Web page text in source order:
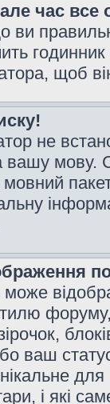
час все
щоб
не
мову.
може
ваш
і які